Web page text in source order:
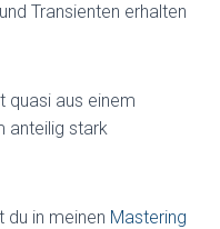
Transienten erhalten
quasi aus einem
anteilig stark
in meinen Mastering